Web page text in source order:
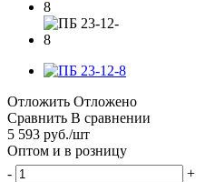
Отложить Отложено
Сравнить В сравнении
5 593 руб./шт
Оптом и в розницу
-
+